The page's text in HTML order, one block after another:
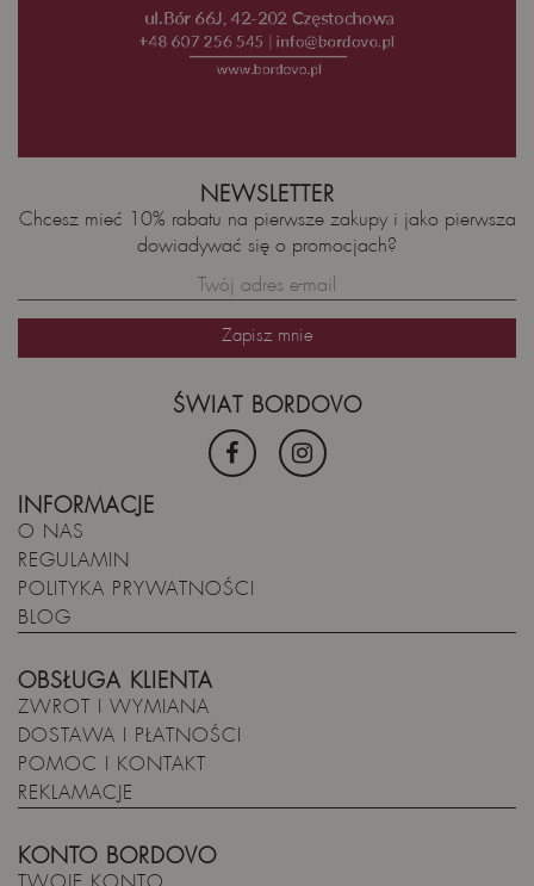
INFORMACJE
O NAS
REGULAMIN
POLITYKA PRYWATNOŚCI
BLOG
OBSŁUGA KLIENTA
ZWROT I WYMIANA
DOSTAWA I PŁATNOŚCI
POMOC I KONTAKT
REKLAMACJE
KONTO BORDOVO
ŚWIAT BORDOVO
NEWSLETTER
Chcesz mieć 10% rabatu na pierwsze zakupy i jako pierwsza
dowiadywać się o promocjach?